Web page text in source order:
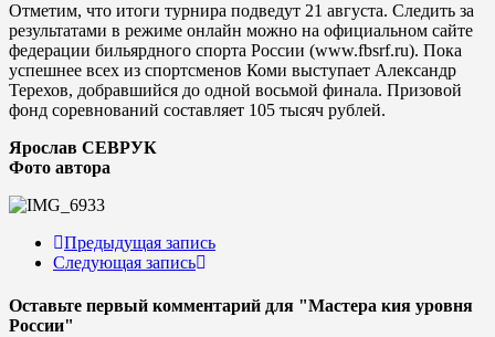
Отметим, что итоги турнира подведут 21 августа. Следить за
результатами в режиме онлайн можно на официальном сайте
федерации бильярдного спорта России (www.fbsrf.ru). Пока
успешнее всех из спортсменов Коми выступает Александр
Терехов, добравшийся до одной восьмой финала. Призовой
фонд соревнований составляет 105 тысяч рублей.
Ярослав СЕВРУК
Фото автора
Предыдущая запись
Следующая запись
Оставьте первый комментарий для "Мастера кия уровня
России"